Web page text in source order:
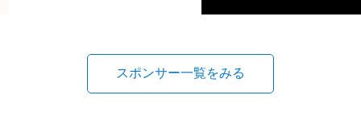
スポンサー一覧をみる